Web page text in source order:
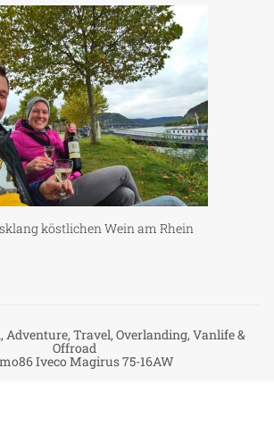
köstlichen Wein am Rhein
Adventure, Travel, Overlanding, Vanlife &
Offroad
Iveco Magirus 75-16AW